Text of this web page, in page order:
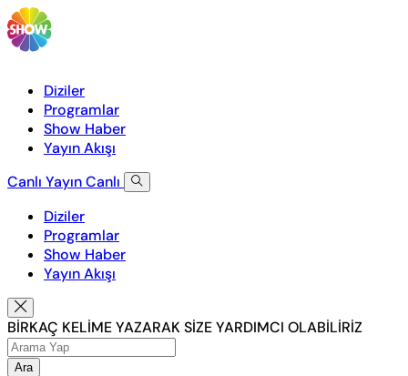
Diziler
Programlar
Show Haber
Yayın Akışı
Canlı YayınCanlı
Diziler
Programlar
Show Haber
Yayın Akışı
BİRKAÇ KELİME YAZARAK SİZE YARDIMCI OLABİLİRİZ
Ara